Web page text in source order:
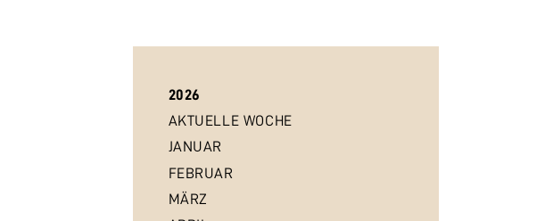
2026
AKTUELLE WOCHE
JANUAR
FEBRUAR
MÄRZ